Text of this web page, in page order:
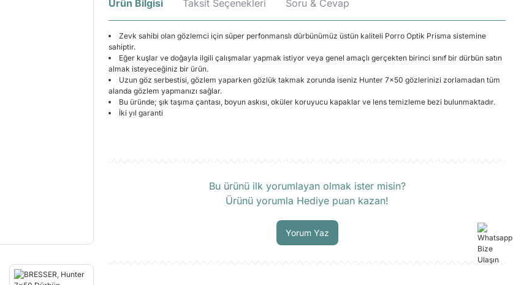
Ürün Bilgisi Taksit Seçenekleri Soru & Cevap
Zevk sahibi olan gözlemci için süper perfonmanslı dürbünümüz üstün kaliteli Porro Optik Prisma sistemine
sahiptir.
Eğer kuşlar ve doğayla ilgili çalışmalar yapmak istiyor veya genel amaçlı gerçekten birinci sınıf bir dürbün satın
almak isteyeceğiniz bir ürün.
Uzun göz serbestisi, gözlem yaparken gözlük takmak zorunda iseniz Hunter 7x50 gözlerinizi zorlamadan tüm
alanda gözlem yapmanızı sağlar.
Bu üründe; şık taşıma çantası, boyun askısı, oküler koruyucu kapaklar ve lens temizleme bezi bulunmaktadır.
İki yıl garanti
Bu ürünü ilk yorumlayan olmak ister misin?
Ürünü yorumla Hediye puan kazan!
Yorum Yaz